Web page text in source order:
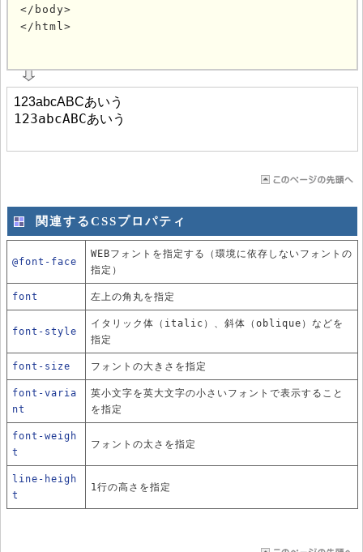
</body>
</html>
関連するCSSプロパティ
@font-face
WEBフォントを指定する（環境に依存しないフォントの
指定）
font 左上の角丸を指定
font-style
イタリック体（italic）、斜体（oblique）などを
指定
font-size フォントの大きさを指定
font-varia
nt
英小文字を英大文字の小さいフォントで表示すること
を指定
font-weigh
t
フォントの太さを指定
line-heigh
t
1行の高さを指定